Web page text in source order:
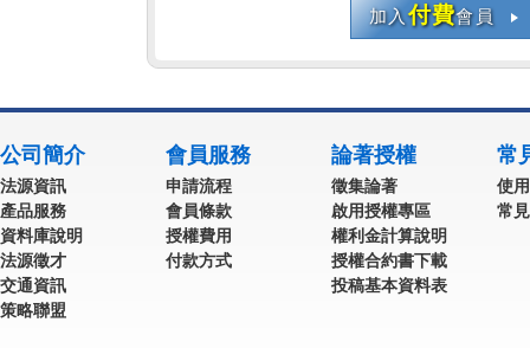
加入付費會員
公司簡介
法源資訊
產品服務
資料庫說明
法源徵才
交通資訊
策略聯盟
會員服務
申請流程
會員條款
授權費用
付款方式
論著授權
徵集論著
啟用授權專區
權利金計算說明
授權合約書下載
投稿基本資料表
常
使
常